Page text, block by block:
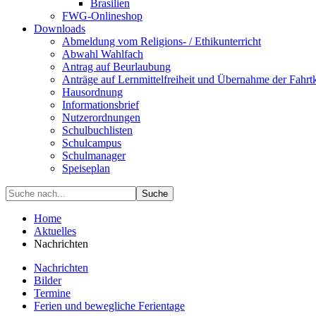
Brasilien
FWG-Onlineshop
Downloads
Abmeldung vom Religions- / Ethikunterricht
Abwahl Wahlfach
Antrag auf Beurlaubung
Anträge auf Lernmittelfreiheit und Übernahme der
Hausordnung
Informationsbrief
Nutzerordnungen
Schulbuchlisten
Schulcampus
Schulmanager
Speiseplan
Suche
Home
Aktuelles
Nachrichten
Nachrichten
Bilder
Termine
Ferien und bewegliche Ferientage